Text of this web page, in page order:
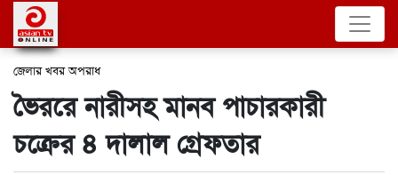
জেলার খবর অপরাধ
ভৈররে নারীসহ মানব পাচারকারী
চক্রের ৪ দালাল গ্রেফতার